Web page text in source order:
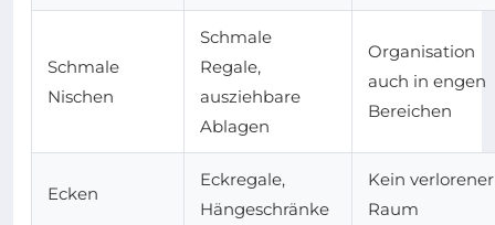
Schmale
Nischen
Schmale
Regale,
ausziehbare
Ablagen
Organisation
auch in engen
Bereichen
Ecken
Eckregale,
Hängeschränke
Kein verlorener
Raum